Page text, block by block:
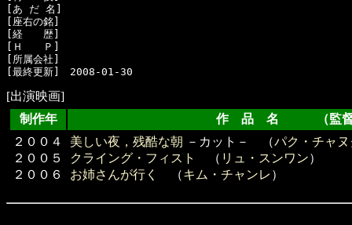
[あ だ 名]
[座右の銘]
[経　　歴]
[Ｈ　　Ｐ]
[所属会社]
[出演映画]
制作年
作 品 名 （監督
２００４
２００５
２００６
美しい夜，残酷な朝 －カット－ （パク・チャヌ
クライング・フィスト
（ リュ・スンワン）
お姉さんが行く
（キム・チャンレ ）